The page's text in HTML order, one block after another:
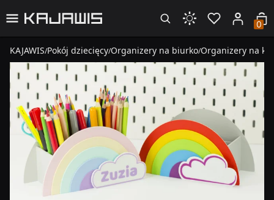
0
KAJAWIS/Pokój dziecięcy/Organizery na biurko/Organizery na